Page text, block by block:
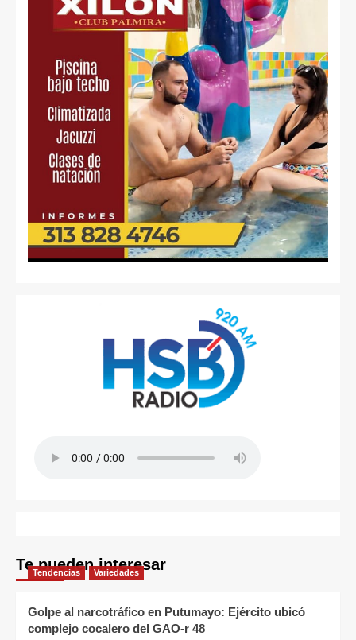
Te pueden interesar
Tendencias Variedades
Golpe al narcotráfico en Putumayo: Ejército ubicó
complejo cocalero del GAO-r 48